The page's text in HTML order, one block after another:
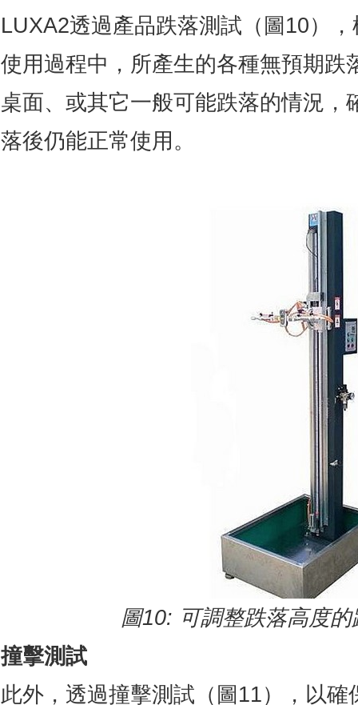
LUXA2透過產品跌落測試（圖10）
使用過程中，所產生的各種無預期跌
桌面、或其它一般可能跌落的情況，
落後仍能正常使用。
圖10: 可調整跌落高度
撞擊測試
此外，透過撞擊測試（圖11），以